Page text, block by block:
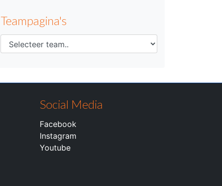
Teampagina's
Social Media
Facebook
Instagram
Youtube